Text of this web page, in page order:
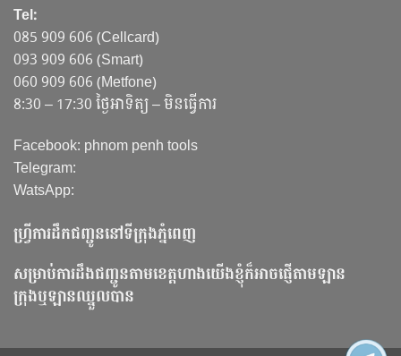
Tel:
085 909 606 (Cellcard)
093 909 606 (Smart)
060 909 606 (Metfone)
8:30 – 17:30 ថ្ងៃអាទិត្យ – មិនធ្វើការ
Facebook: phnom penh tools
Telegram:
WatsApp:
ហ្វ្រីការដឹកជញ្ជូននៅទីក្រុងភ្នំពេញ
សម្រាប់ការដឹងជញ្ជូនតាមខេត្តហាងយើងខ្ញុំក៏អាចផ្ញើតាមឡាន
ក្រុងឬឡានឈ្នួលបាន